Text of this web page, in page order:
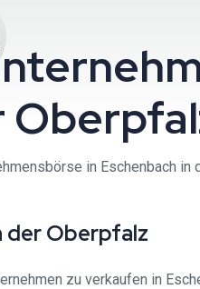
in Eschenbach in
der Oberpfalz
zu verkaufen in